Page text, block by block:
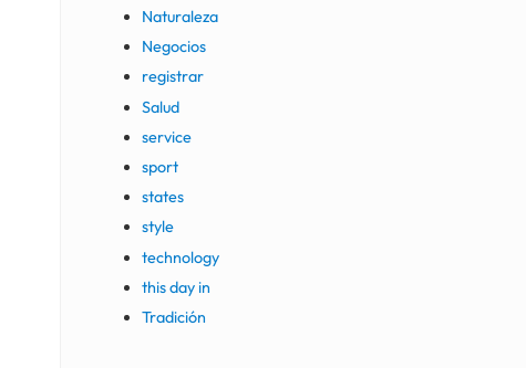
Naturaleza
Negocios
registrar
Salud
service
sport
states
style
technology
this day in
Tradición